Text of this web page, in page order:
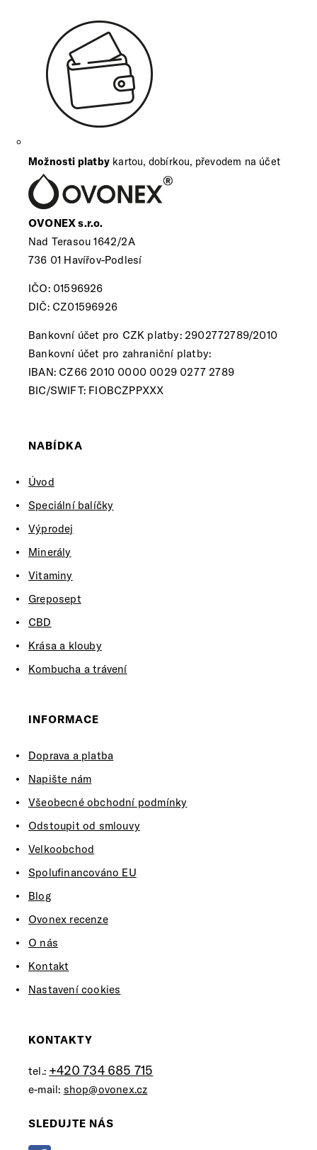
Možnosti platby kartou, dobírkou, převodem na účet
OVONEX s.r.o.
Nad Terasou 1642/2A
736 01 Havířov-Podlesí
IČO: 01596926
DIČ: CZ01596926
Bankovní účet pro CZK platby: 2902772789/2010
Bankovní účet pro zahraniční platby:
IBAN: CZ66 2010 0000 0029 0277 2789
BIC/SWIFT: FIOBCZPPXXX
NABÍDKA
Úvod
Speciální balíčky
Výprodej
Minerály
Vitaminy
Greposept
CBD
Krása a klouby
Kombucha a trávení
INFORMACE
Doprava a platba
Napište nám
Všeobecné obchodní podmínky
Odstoupit od smlouvy
Velkoobchod
Spolufinancováno EU
Blog
Ovonex recenze
O nás
Kontakt
Nastavení cookies
KONTAKTY
tel.: +420 734 685 715
e-mail: shop@ovonex.cz
SLEDUJTE NÁS